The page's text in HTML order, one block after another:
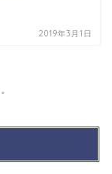
2019年3月1日